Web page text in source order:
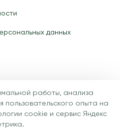
данных
на данном сайте, носят
и предназначены для
сайта медицинского
работы, анализа
пользовательского опыта на
cookie и сервис Яндекс